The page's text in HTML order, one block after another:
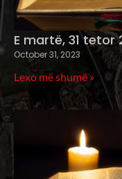
E martë, 31 tetor
October 31, 2023
Lexo më shumë »